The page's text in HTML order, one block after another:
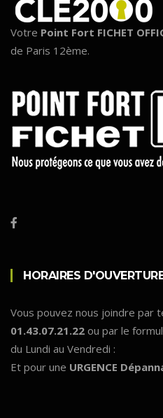
Votre Point Fort FICHET
de Paris 12ème.
HORAIRES
Vous pouvez nous joindre par
01.43.07.21.22 ou par le
du Lundi au Vendredi :
Et pour une URGENCE